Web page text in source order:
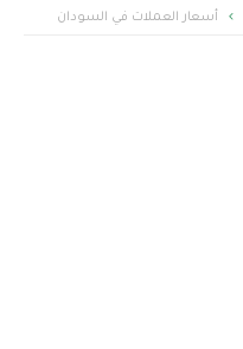
أسعار العملات في السودان